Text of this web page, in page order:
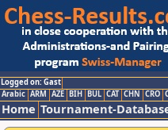
Logged on: Gast
Arabic ARM AZE BIH BUL CAT CHN CRO
Home Tournament-